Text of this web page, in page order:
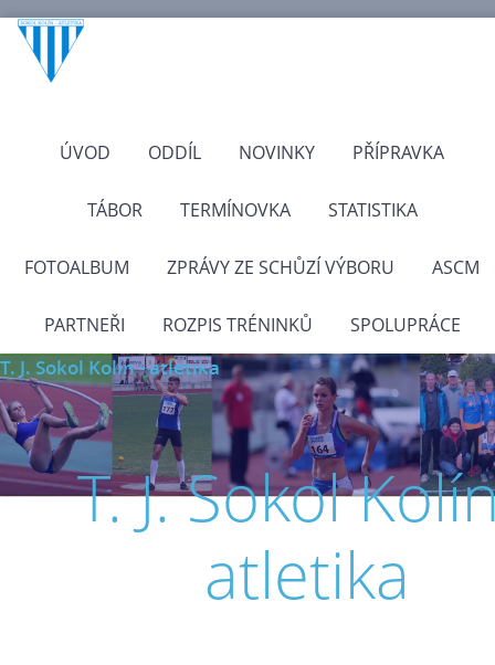
ÚVOD ODDÍL NOVINKY PŘÍPRAVKA
TÁBOR TERMÍNOVKA STATISTIKA
FOTOALBUM ZPRÁVY ZE SCHŮZÍ VÝBORU ASCM
PARTNEŘI ROZPIS TRÉNINKŮ SPOLUPRÁCE
T. J. Sokol Kolín - atletika
T. J. Sokol
atletika